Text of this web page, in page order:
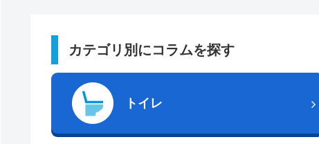
カテゴリ別にコラムを探す
トイレ